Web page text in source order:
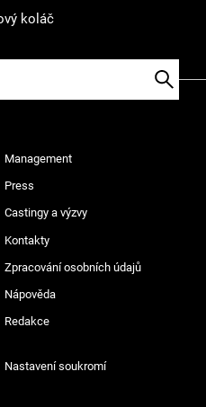
koláč
Management
Press
Castingy a výzvy
Kontakty
Zpracování osobních údajů
Nápověda
Redakce
Nastavení soukromí